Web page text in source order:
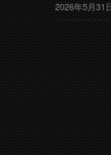
2026年5月